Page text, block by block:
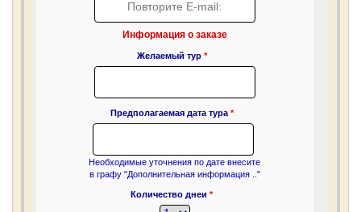
Информация о заказе
Желаемый тур *
Предполагаемая дата тура *
Необходимые уточнения по дате внесите
в графу "Дополнительная информация .."
Количество днеи *